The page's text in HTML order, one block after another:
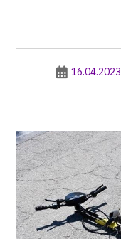
16.04.2023